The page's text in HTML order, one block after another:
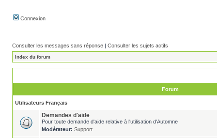
Connexion
Consulter les messages sans réponse | Consulter les sujets actifs
Index du forum
Forum
Utilisateurs Français
Demandes d'aide
Pour toute demande d'aide relative à l'utilisation d'Automne
Modérateur: Support